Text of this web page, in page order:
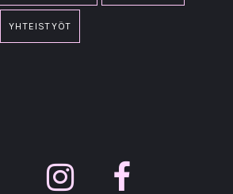
YHTEISTYÖT